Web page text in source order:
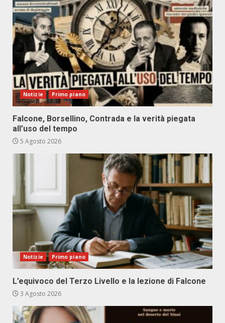
Notizie Primo piano
Falcone, Borsellino, Contrada e la verità piegata
all’uso del tempo
5 Agosto 2026
Notizie Primo piano
L’equivoco del Terzo Livello e la lezione di Falcone
3 Agosto 2026